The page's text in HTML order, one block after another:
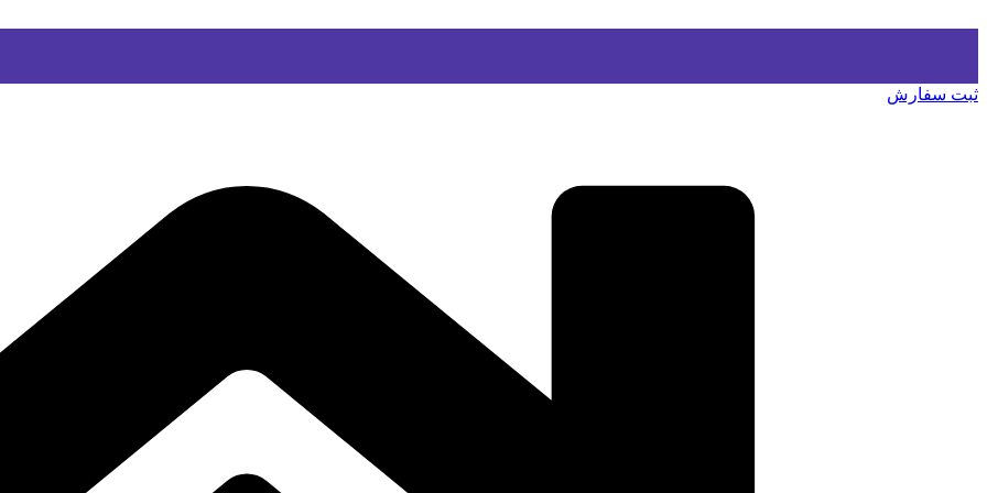
ثبت سفارش